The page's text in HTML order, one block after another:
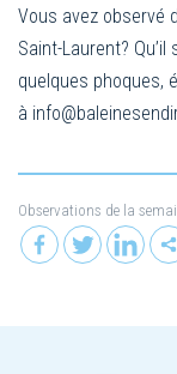
Vous avez observé
Saint-Laurent?
quelques phoques,
à
Observations de la